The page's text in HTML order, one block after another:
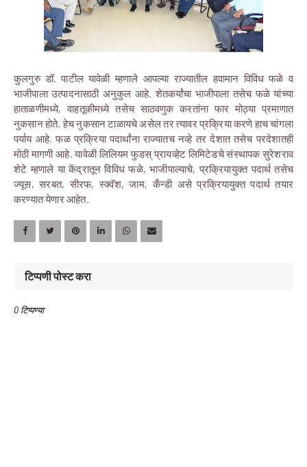
कुलगुरु डॉ. पाटील यावेळी म्हणाले आपल्या राज्यातील हवामान विविध फळे व
भाजीपाला उत्पादनासाठी अनुकुल आहे. शेतकर्यांचा भाजीपाला तसेच फळे यांच्या
हाताळणीमध्ये, वाहतूकीमध्ये तसेच साठवणुक करतांना फार मोठ्या प्रमाणात
नुकसान होते. हेच नुकसान टाळायचे असेल तर त्यावर प्रक्रिया करणे हाच चांगला
पर्याय आहे. फळ प्रक्रिया पदार्थांना राज्यातच नव्हे तर देशात तसेच परदेशातही
मोठी मागणी आहे. यावेळी लिलियम फुडस् प्रायव्हेट लिमिटेडचे संस्थापक सुरेशराव
शेटे म्हणाले या केंद्रातून विविध फळे, भाजीपाल्याचे, प्रक्रियायुक्त पदार्थ तसेच
ज्यूस, सरबत, सीरफ, स्क्वॅश, जाम, कँन्डी असे प्रक्रियायुक्त पदार्थ तयार
करण्यात येणार आहेत.
टिप्पणी पोस्ट करा
0 टिप्पण्या